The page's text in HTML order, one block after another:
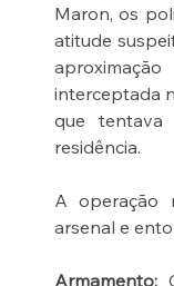
Maron, os
atitude
interceptada
que
residência.
A operação
arsenal e
Armamento: